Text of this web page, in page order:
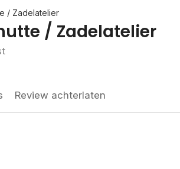
/ Zadelatelier
/ Zadelatelier
Review achterlaten